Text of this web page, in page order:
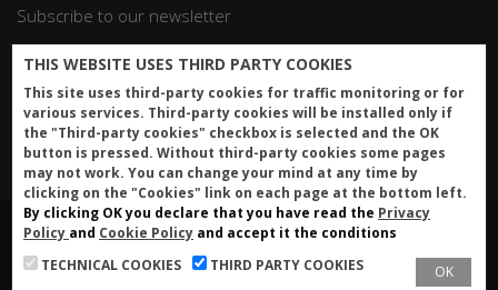
Subscribe to our newsletter
Iscriviti
Made with byWebSync.it© 2022
THIS WEBSITE USES THIRD PARTY COOKIES
This site uses third-party cookies for traffic monitoring or for
various services. Third-party cookies will be installed only if
the "Third-party cookies" checkbox is selected and the OK
button is pressed. Without third-party cookies some pages
may not work. You can change your mind at any time by
clicking on the "Cookies" link on each page at the bottom left.
By clicking OK you declare that you have read the Privacy
Policy and Cookie Policy and accept it the conditions
TECHNICAL COOKIES
THIRD PARTY COOKIES